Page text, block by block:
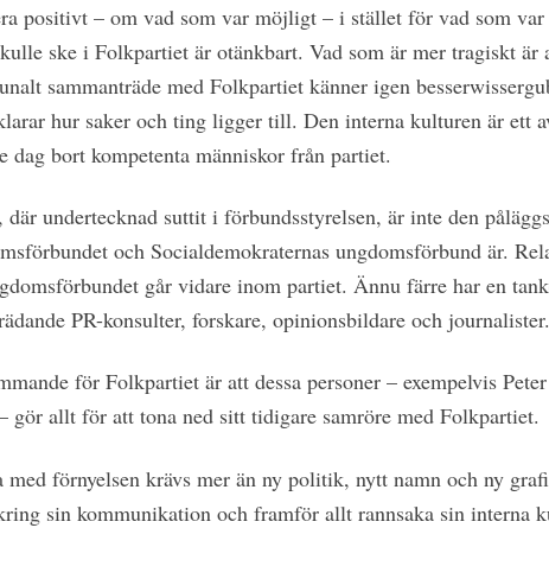
positivt – om vad som var möjligt – i stället för vad som
ske i Folkpartiet är otänkbart. Vad som är mer tragiskt är
sammanträde med Folkpartiet känner igen
hur saker och ting ligger till. Den interna kulturen är ett
dag bort kompetenta människor från partiet.
undertecknad suttit i förbundsstyrelsen, är inte den
och Socialdemokraternas ungdomsförbund är.
går vidare inom partiet. Ännu färre har en
PR-konsulter, forskare, opinionsbildare och journalister.
för Folkpartiet är att dessa personer – exempelvis
gör allt för att tona ned sitt tidigare samröre med Folkpartiet.
förnyelsen krävs mer än ny politik, nytt namn och ny
sin kommunikation och framför allt rannsaka sin interna